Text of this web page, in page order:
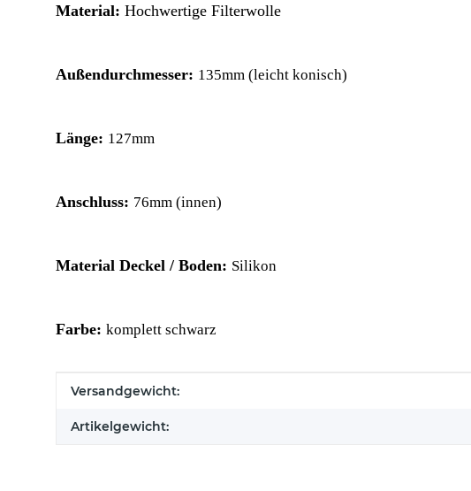
Material: Hochwertige Filterwolle
Außendurchmesser: 135mm (leicht konisch)
Länge: 127mm
Anschluss: 76mm (innen)
Material Deckel / Boden: Silikon
Farbe: komplett schwarz
Produkteigenschaft
Wert
Versandgewicht:
Artikelgewicht: